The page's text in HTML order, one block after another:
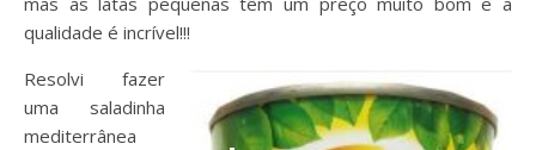
qualidade é incrível!!!
Resolvi fazer
uma saladinha
mediterrânea